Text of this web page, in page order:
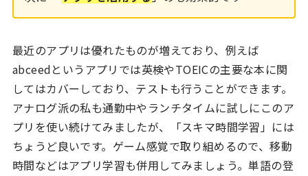
最近のアプリは優れたものが増えており、例えば
abceedというアプリでは英検やTOEICの主要な本に関
してはカバーしており、テストも行うことができます。
アナログ派の私も通勤中やランチタイムに試しにこのア
プリを使い続けてみましたが、「スキマ時間学習」には
ちょうど良いです。ゲーム感覚で取り組めるので、移動
時間などはアプリ学習も併用してみましょう。単語の登